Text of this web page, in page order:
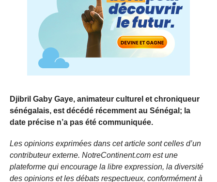
Djibril Gaby Gaye, animateur culturel et chroniqueur
sénégalais, est décédé récemment au Sénégal; la
date précise n’a pas été communiquée.
Les opinions exprimées dans cet article sont celles d’un
contributeur externe. NotreContinent.com est une
plateforme qui encourage la libre expression, la diversité
des opinions et les débats respectueux, conformément à